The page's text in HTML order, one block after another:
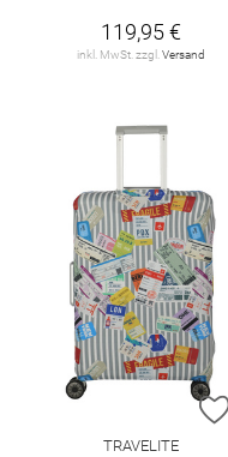
119,95 €
inkl. MwSt. zzgl.Versand
TRAVELITE